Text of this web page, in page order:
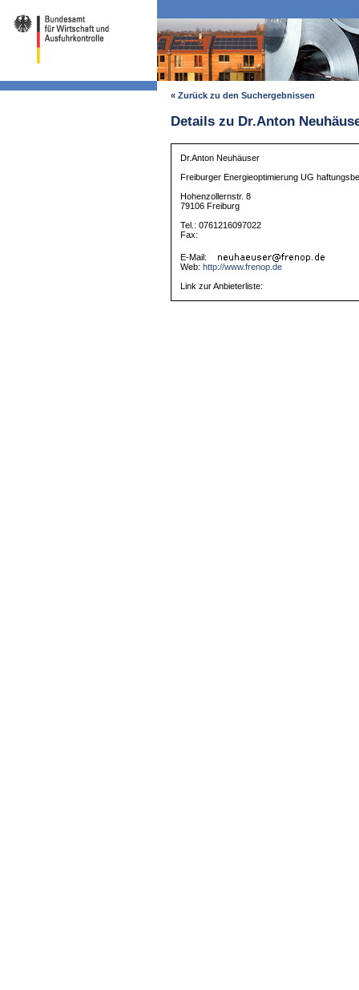
« Zurück zu den Suchergebnissen
Details zu Dr.Anton
Dr.Anton Neuhäuser
Freiburger Energieoptimierung UG
Hohenzollernstr. 8
79106 Freiburg
Tel.: 0761216097022
Fax:
E-Mail:
Web: http://www.frenop.de
Link zur Anbieterliste: